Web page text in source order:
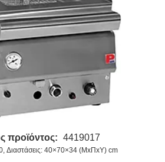
προϊόντος: 4419017
Διαστάσεις: 40×70×34 (ΜxΠxΥ) cm